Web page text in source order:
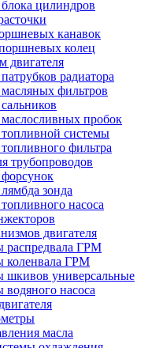
цилиндров
канавок
колец
двигателя
радиатора
фильтров
пробок
системы
фильтра
трубопроводов
зонда
насоса
двигателя
распредвала ГРМ
коленвала ГРМ
шкивов универсальные
насоса
масла